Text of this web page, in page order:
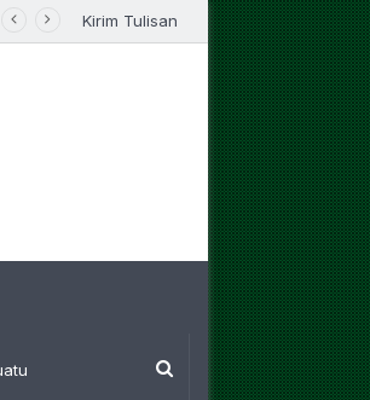
Kirim Tulisan
Cari